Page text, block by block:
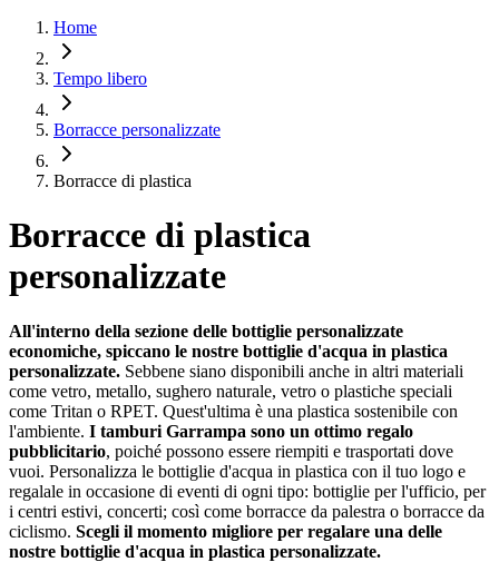
Home
Tempo libero
Borracce personalizzate
Borracce di plastica
Borracce di plastica
personalizzate
All'interno della sezione delle bottiglie personalizzate
economiche, spiccano le nostre bottiglie d'acqua in plastica
personalizzate. Sebbene siano disponibili anche in altri materiali
come vetro, metallo, sughero naturale, vetro o plastiche speciali
come Tritan o RPET. Quest'ultima è una plastica sostenibile con
l'ambiente. I tamburi Garrampa sono un ottimo regalo
pubblicitario, poiché possono essere riempiti e trasportati dove
vuoi. Personalizza le bottiglie d'acqua in plastica con il tuo logo e
regalale in occasione di eventi di ogni tipo: bottiglie per l'ufficio, per
i centri estivi, concerti; così come borracce da palestra o borracce da
ciclismo. Scegli il momento migliore per regalare una delle
nostre bottiglie d'acqua in plastica personalizzate.